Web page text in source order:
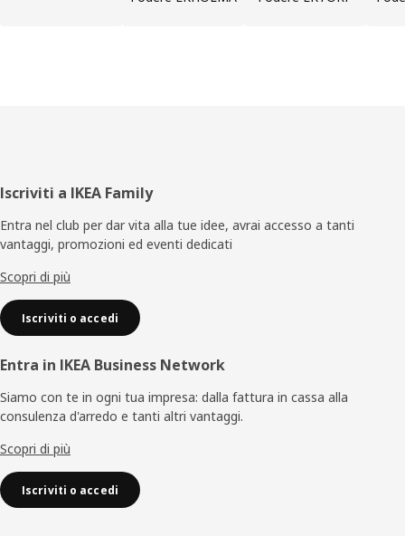
Piè
di
pagina
Iscriviti a IKEA Family
Entra nel club per dar vita alla tue idee, avrai accesso a tanti
vantaggi, promozioni ed eventi dedicati
Scopri di più
Iscriviti o accedi
Entra in IKEA Business Network
Siamo con te in ogni tua impresa: dalla fattura in cassa alla
consulenza d'arredo e tanti altri vantaggi.
Scopri di più
Iscriviti o accedi